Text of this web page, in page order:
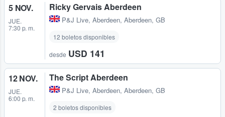
5 NOV.
JUE.
7:30 p. m.
Ricky Gervais Aberdeen
P&J Live, Aberdeen, Aberdeen, GB
12 boletos disponibles
desde USD 141
12 NOV.
JUE.
6:00 p. m.
The Script Aberdeen
P&J Live, Aberdeen, Aberdeen, GB
2 boletos disponibles